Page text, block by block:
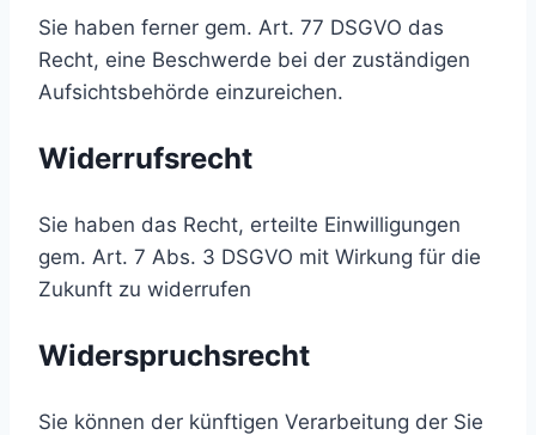
Sie haben ferner gem. Art. 77 DSGVO das
Recht, eine Beschwerde bei der zuständigen
Aufsichtsbehörde einzureichen.
Widerrufsrecht
Sie haben das Recht, erteilte Einwilligungen
gem. Art. 7 Abs. 3 DSGVO mit Wirkung für die
Zukunft zu widerrufen
Widerspruchsrecht
Sie können der künftigen Verarbeitung der Sie